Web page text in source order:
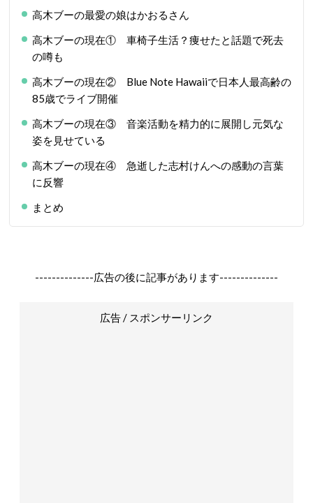
高木ブーの最愛の娘はかおるさん
高木ブーの現在① 車椅子生活？痩せたと話題で死去
の噂も
高木ブーの現在② Blue Note Hawaiiで日本人最高齢の
85歳でライブ開催
高木ブーの現在③ 音楽活動を精力的に展開し元気な
姿を見せている
高木ブーの現在④ 急逝した志村けんへの感動の言葉
に反響
まとめ
--------------広告の後に記事があります--------------
広告 / スポンサーリンク